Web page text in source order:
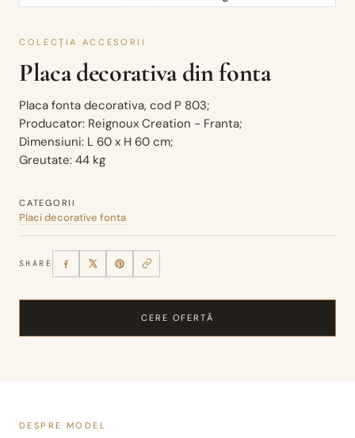
COLECȚIA ACCESORII
Placa decorativa din fonta
Placa fonta decorativa, cod P 803;
Producator: Reignoux Creation - Franta;
Dimensiuni: L 60 x H 60 cm;
Greutate: 44 kg
CATEGORII
Placi decorative fonta
SHARE
CERE OFERTĂ
DESPRE MODEL